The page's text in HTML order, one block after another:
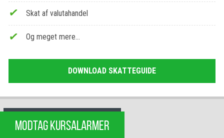
Skat af valutahandel
Og meget mere…
DOWNLOAD SKATTEGUIDE
MODTAG KURSALARMER